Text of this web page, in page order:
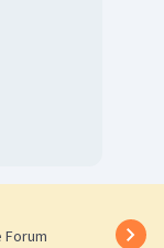
Forum